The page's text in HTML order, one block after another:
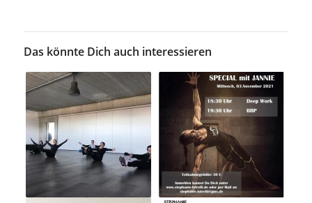
Das könnte Dich auch interessieren